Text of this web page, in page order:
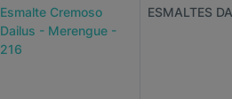
Esmalte Cremoso
Dailus - Merengue -
216
ESMALTES